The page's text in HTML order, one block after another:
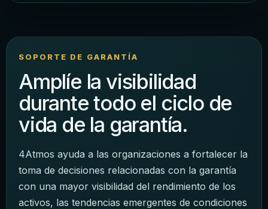
SOPORTE DE GARANTÍA
Amplíe la visibilidad
durante todo el ciclo de
vida de la garantía.
4Atmos ayuda a las organizaciones a fortalecer la
toma de decisiones relacionadas con la garantía
con una mayor visibilidad del rendimiento de los
activos, las tendencias emergentes de condiciones